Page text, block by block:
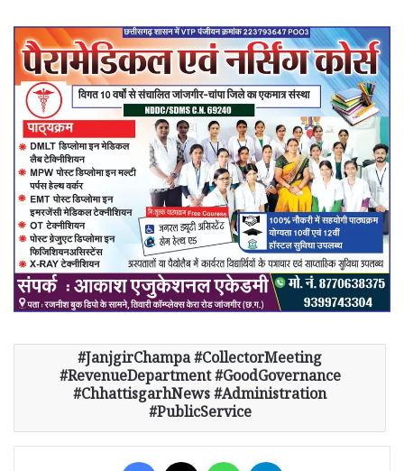
JanjgirChampa #CollectorMeeting
#RevenueDepartment #GoodGovernance
#ChhattisgarhNews #Administration
#PublicService
Facebook WhatsApp